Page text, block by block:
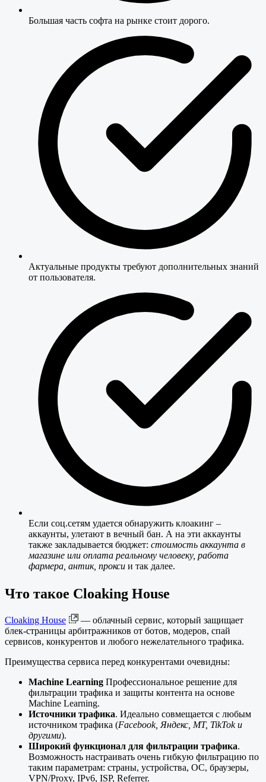
Большая часть софта на рынке стоит дорого.
Актуальные продукты требуют дополнительных знаний
от пользователя.
Если соц.сетям удается обнаружить клоакинг –
аккаунты, улетают в вечный бан. А на эти аккаунты
также закладывается бюджет: стоимость аккаунта в
магазине или оплата реальному человеку, работа
фармера, антик, прокси и так далее.
Что такое Cloaking House
Cloaking House
— облачный сервис, который защищает
блек-страницы арбитражников от ботов, модеров, спай
сервисов, конкурентов и любого нежелательного трафика.
Преимущества сервиса перед конкурентами очевидны:
Machine Learning Профессиональное решение для
фильтрации трафика и защиты контента на основе
Machine Learning.
Источники трафика. Идеально совмещается с любым
источником трафика (Facebook, Яндекс, MT, TikTok и
другими).
Широкий функционал для фильтрации трафика.
Возможность настраивать очень гибкую фильтрацию по
таким параметрам: страны, устройства, ОС, браузеры,
VPN/Proxy, IPv6, ISP, Referrer.